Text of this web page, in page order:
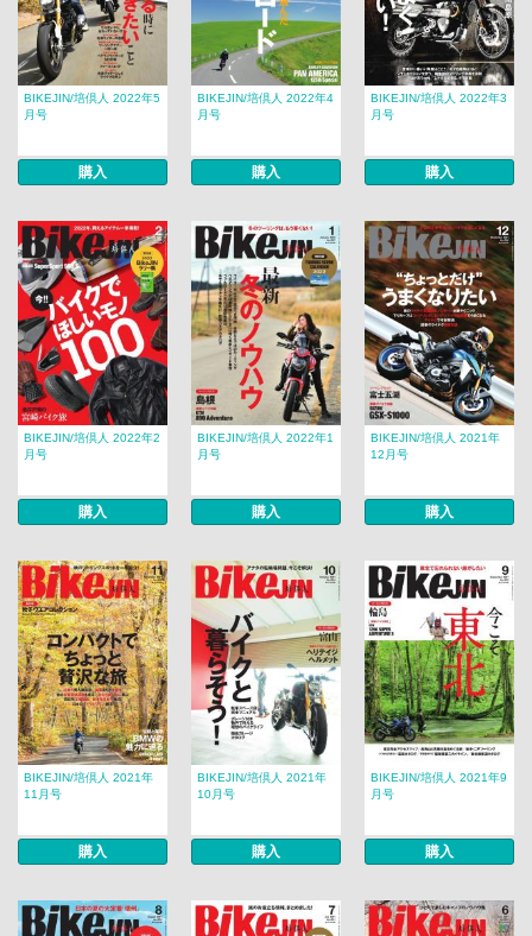
BIKEJIN/培倶人 2022年5
月号
購入
BIKEJIN/培倶人 2022年4
月号
購入
BIKEJIN/培倶人 2022年3
月号
購入
BIKEJIN/培倶人 2022年2
月号
購入
BIKEJIN/培倶人 2022年1
月号
購入
BIKEJIN/培倶人 2021年
12月号
購入
BIKEJIN/培倶人 2021年
11月号
購入
BIKEJIN/培倶人 2021年
10月号
購入
BIKEJIN/培倶人 2021年9
月号
購入